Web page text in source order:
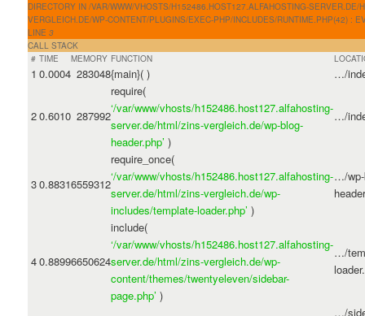
DIRECTORY IN /VAR/WWW/VHOSTS/H152486.HOST127.ALFAHOSTING-SERVER.DE/
VERGLEICH.DE/WP-CONTENT/PLUGINS/EXEC-PHP/INCLUDES/RUNTIME.PHP(42) :
LINE3
CALL STACK
# TIME MEMORY FUNCTION
1 0.0004 283048{main}( ) …/
20.6010 287992
require(
‘/var/www/vhosts/h152486.host127.alfahosting-
server.de/html/zins-vergleich.de/wp-blog-
header.php’ )
…/
30.88316559312
require_once(
‘/var/www/vhosts/h152486.host127.alfahosting-
server.de/html/zins-vergleich.de/wp-
includes/template-loader.php’ )
…/
40.88996650624
include(
‘/var/www/vhosts/h152486.host127.alfahosting-
server.de/html/zins-vergleich.de/wp-
content/themes/twentyeleven/sidebar-
page.php’ )
…/
…/